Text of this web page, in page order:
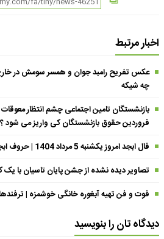
اخبار مرتبط
عکس تفریح رامبد جوان و همسر سومش در خارج
چه شیکه
فروردین حقوق بازنشستگان کی واریز می شود ؟
فال ابجد امروز یکشنبه 5 مرداد 1404 | حروف ابجد از تغییرات مثبت خبر می‌دهند !
تصاویر دیده نشده از جشن پایان تاسیان با
فوت و فن تهیه آبغوره خانگی خوشمزه |
دیدگاه تان را بنویسید